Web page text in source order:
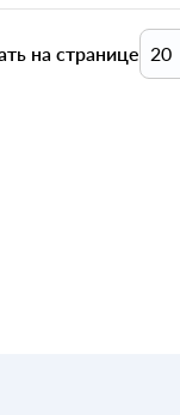
на странице 20